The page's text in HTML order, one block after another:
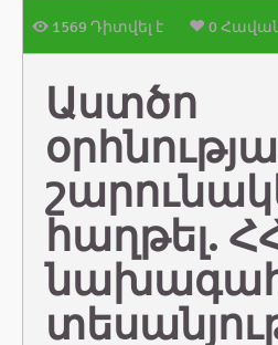
1569 Դիտվել է 0
Աստծո
հաղթել.